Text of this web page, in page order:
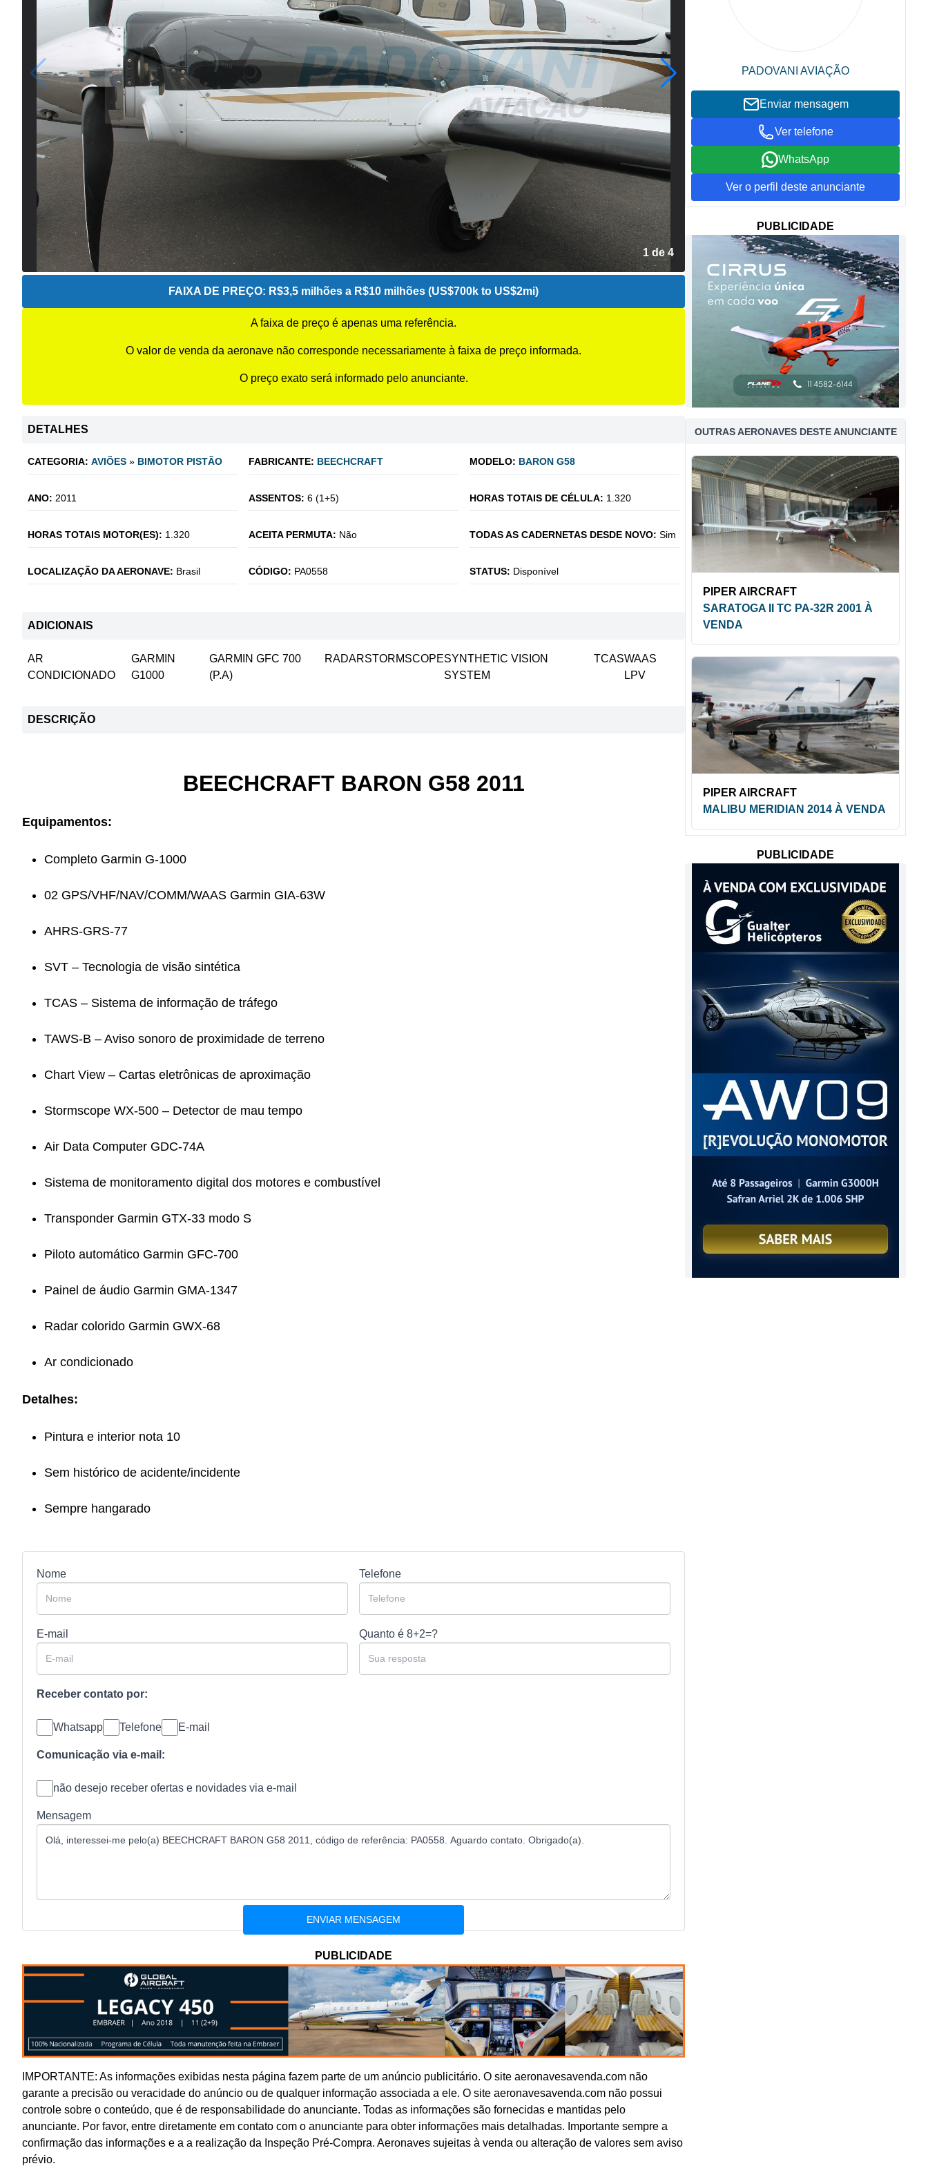
2 de 4
FAIXA DE PREÇO: R$3,5 milhões a R$10 milhões (US$700k to US$2mi)
A faixa de preço é apenas uma referência.
O valor de venda da aeronave não corresponde necessariamente à faixa de preço informada.
O preço exato será informado pelo anunciante.
DETALHES
CATEGORIA: AVIÕES » BIMOTOR PISTÃO FABRICANTE: BEECHCRAFT MODELO: BARON G58
ANO: 2011 ASSENTOS: 6 (1+5) HORAS TOTAIS DE CÉLULA: 1.320
HORAS TOTAIS MOTOR(ES): 1.320 ACEITA PERMUTA: Não TODAS AS CADERNETAS DESDE NOVO: Sim
LOCALIZAÇÃO DA AERONAVE: Brasil CÓDIGO: PA0558 STATUS: Disponível
ADICIONAIS
AR
CONDICIONADO
GARMIN
G1000
GARMIN GFC 700
(P.A)
RADARSTORMSCOPESYNTHETIC VISION
SYSTEM
TCASWAAS
LPV
DESCRIÇÃO
BEECHCRAFT BARON G58 2011
Equipamentos:
Completo Garmin G-1000
02 GPS/VHF/NAV/COMM/WAAS Garmin GIA-63W
AHRS-GRS-77
SVT – Tecnologia de visão sintética
TCAS – Sistema de informação de tráfego
TAWS-B – Aviso sonoro de proximidade de terreno
Chart View – Cartas eletrônicas de aproximação
Stormscope WX-500 – Detector de mau tempo
Air Data Computer GDC-74A
Sistema de monitoramento digital dos motores e combustível
Transponder Garmin GTX-33 modo S
Piloto automático Garmin GFC-700
Painel de áudio Garmin GMA-1347
Radar colorido Garmin GWX-68
Ar condicionado
Detalhes:
Pintura e interior nota 10
Sem histórico de acidente/incidente
Sempre hangarado
Nome Telefone
E-mail Quanto é 8+2=?
Receber contato por:
Whatsapp Telefone E-mail
Comunicação via e-mail:
não desejo receber ofertas e novidades via e-mail
Mensagem
PUBLICIDADE
IMPORTANTE: As informações exibidas nesta página fazem parte de um anúncio publicitário. O site aeronavesavenda.com não
garante a precisão ou veracidade do anúncio ou de qualquer informação associada a ele. O site aeronavesavenda.com não possui
controle sobre o conteúdo, que é de responsabilidade do anunciante. Todas as informações são fornecidas e mantidas pelo
anunciante. Por favor, entre diretamente em contato com o anunciante para obter informações mais detalhadas. Importante sempre a
confirmação das informações e a a realização da Inspeção Pré-Compra. Aeronaves sujeitas à venda ou alteração de valores sem aviso
prévio.
PADOVANI AVIAÇÃO
Enviar mensagem
Ver telefone
WhatsApp
Ver o perfil deste anunciante
PUBLICIDADE
OUTRAS AERONAVES DESTE ANUNCIANTE
PIPER AIRCRAFT
SARATOGA II TC PA-32R 2001 À
VENDA
PIPER AIRCRAFT
MALIBU MERIDIAN 2014 À VENDA
PUBLICIDADE